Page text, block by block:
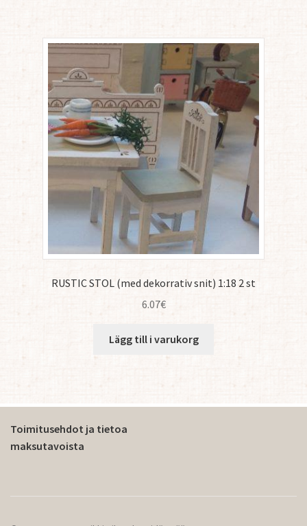
RUSTIC STOL (med dekorrativ snit) 1:18 2 st
6.07€
Lägg till i varukorg
Toimitusehdot ja tietoa
maksutavoista